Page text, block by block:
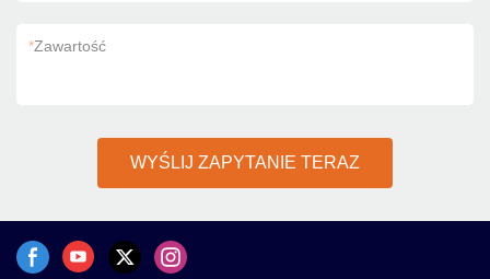
*Zawartość
WYŚLIJ ZAPYTANIE TERAZ